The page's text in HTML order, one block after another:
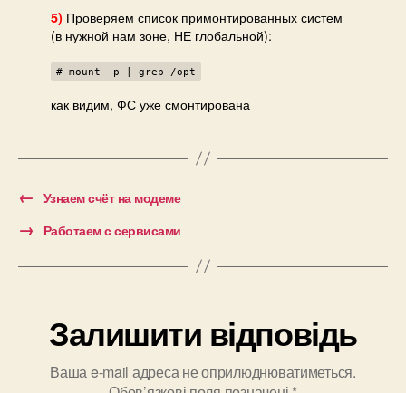
5) Проверяем список примонтированных систем
(в нужной нам зоне, НЕ глобальной):
# mount -p | grep /opt
как видим, ФС уже смонтирована
← Узнаем счёт на модеме
→ Работаем с сервисами
Залишити відповідь
Ваша e-mail адреса не оприлюднюватиметься.